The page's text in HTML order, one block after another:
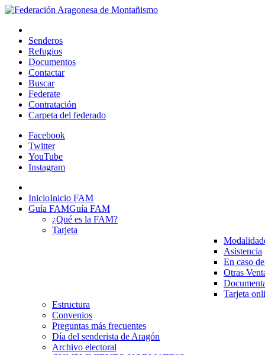
Senderos
Refugios
Documentos
Contactar
Buscar
Federate
Contratación
Carpeta del federado
Facebook
Twitter
YouTube
Instagram
InicioInicio FAM
Guía FAMGuía FAM
¿Qué es la FAM?
Tarjeta
Asistencia
En caso
Otras
Tarjeta
Estructura
Convenios
Preguntas más frecuentes
Día del senderista de Aragón
Archivo electoral